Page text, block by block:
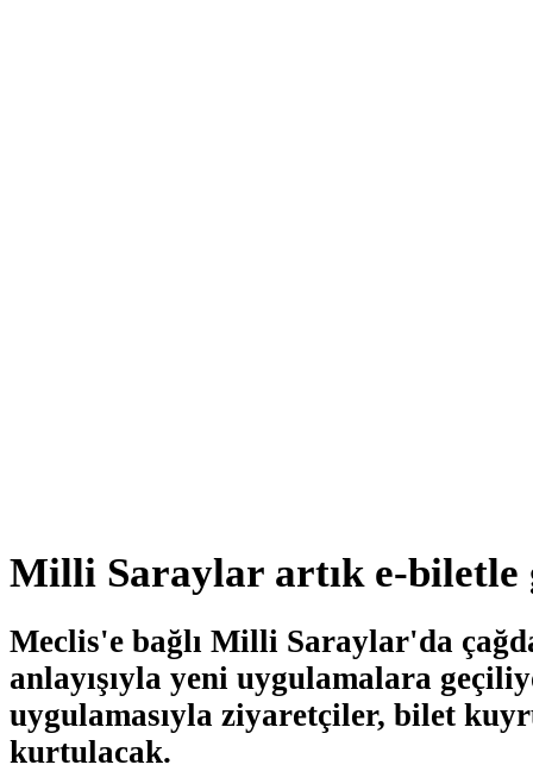
Milli Saraylar artık e-biletle
Meclis'e bağlı Milli Saraylar'da
anlayışıyla yeni uygulamalara
uygulamasıyla ziyaretçiler, bilet
kurtulacak.